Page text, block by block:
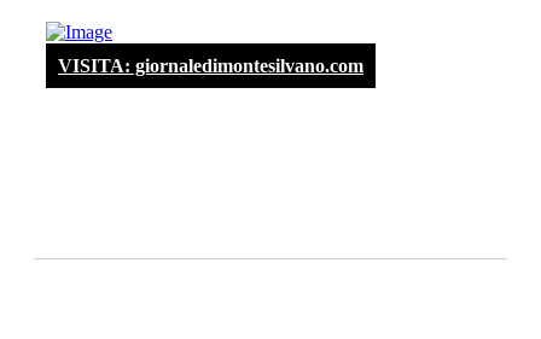
VISITA: giornaledimontesilvano.com